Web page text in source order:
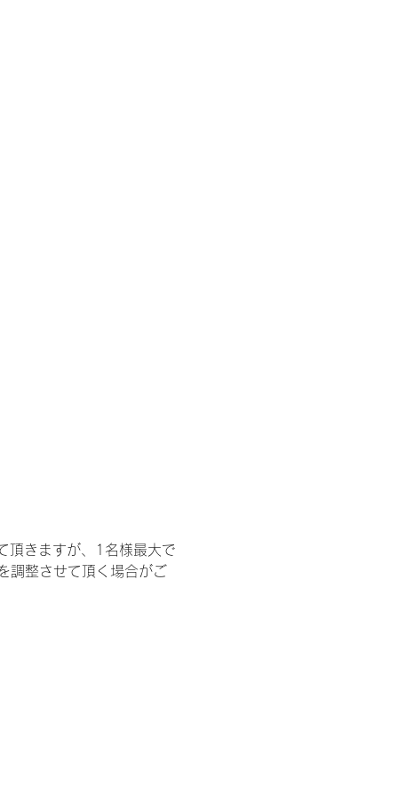
頂きますが、1名様最大で
調整させて頂く場合がご